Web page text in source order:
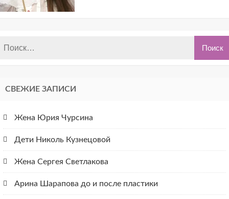
СВЕЖИЕ ЗАПИСИ
Жена Юрия Чурсина
Дети Николь Кузнецовой
Жена Сергея Светлакова
Арина Шарапова до и после пластики